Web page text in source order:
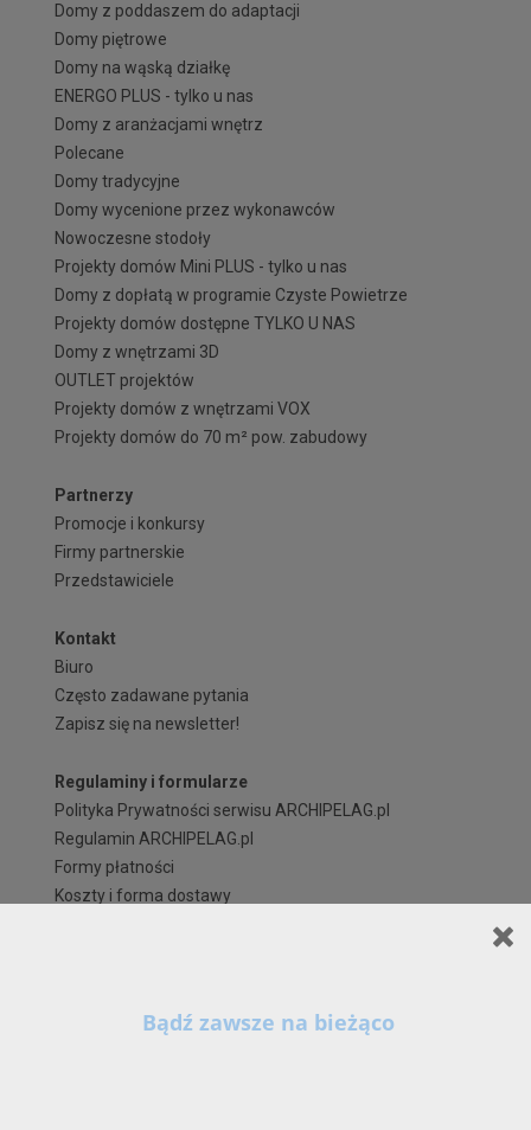
Szanowni Państwo,
Domy z poddaszem do adaptacji
Domy piętrowe
Domy na wąską działkę
ENERGO PLUS - tylko u nas
Domy z aranżacjami wnętrz
Polecane
Domy tradycyjne
Domy wycenione przez wykonawców
Nowoczesne stodoły
Projekty domów Mini PLUS - tylko u nas
Domy z dopłatą w programie Czyste Powietrze
Projekty domów dostępne TYLKO U NAS
Domy z wnętrzami 3D
OUTLET projektów
Projekty domów z wnętrzami VOX
Projekty domów do 70 m² pow. zabudowy
Partnerzy
Promocje i konkursy
Firmy partnerskie
Przedstawiciele
Kontakt
Biuro
Często zadawane pytania
Zapisz się na newsletter!
Regulaminy i formularze
Polityka Prywatności serwisu ARCHIPELAG.pl
Regulamin ARCHIPELAG.pl
Formy płatności
Koszty i forma dostawy